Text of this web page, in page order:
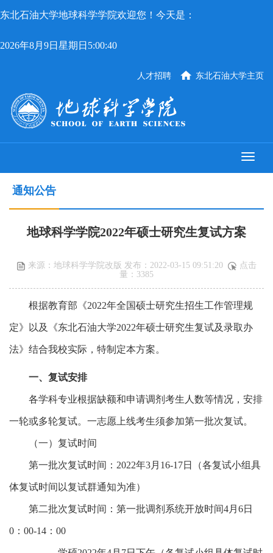
东北石油大学地球科学学院欢迎您！今天是：
2026年8月9日星期日5:00:41
东北石油大学主页
人才招聘
通知公告
地球科学学院2022年硕士研究生复试方案
来源：地球科学学院改版 发布：2022-03-15 09:51:20
点击
量： 3385
根据教育部《2022年全国硕士研究生招生工作管理规
定》以及《东北石油大学2022年硕士研究生复试及录取办
法》结合我校实际，特制定本方案。
一、复试安排
各学科专业根据缺额和申请调剂考生人数等情况，安排
一轮或多轮复试。一志愿上线考生须参加第一批次复试。
（一）复试时间
第一批次复试时间： 2022年3月 16-17日（各复试小组具
体复试时间以复试群通知为准）
第二批次复试时间： 第一批调剂系统开放时间4月 6日
0：00-14：00